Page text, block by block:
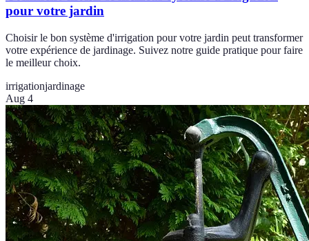
pour votre jardin
Choisir le bon système d'irrigation pour votre jardin peut transformer
votre expérience de jardinage. Suivez notre guide pratique pour faire
le meilleur choix.
irrigationjardinage
Aug 4